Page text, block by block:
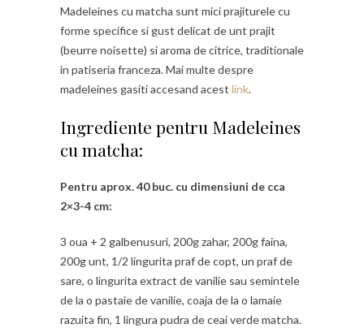
Madeleines cu matcha sunt mici prajiturele cu
forme specifice si gust delicat de unt prajit
(beurre noisette) si aroma de citrice, traditionale
in patiseria franceza. Mai multe despre
madeleines gasiti accesand acest link.
Ingrediente pentru Madeleines
cu matcha:
Pentru aprox. 40 buc. cu dimensiuni de cca
2×3-4 cm:
3 oua + 2 galbenusuri, 200g zahar, 200g faina,
200g unt, 1/2 lingurita praf de copt, un praf de
sare, o lingurita extract de vanilie sau semintele
de la o pastaie de vanilie, coaja de la o lamaie
razuita fin, 1 lingura pudra de ceai verde matcha.